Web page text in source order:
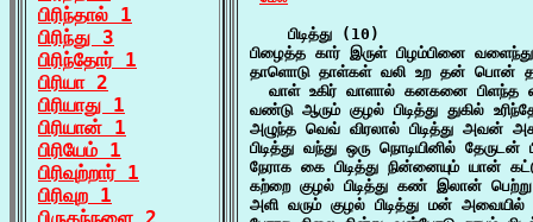
பிரிந்தால் 1
பிரிந்து 3
பிரிந்தோர் 1
பிரியா 2
பிரியாது 1
பிரியான் 1
பிரியேம் 1
பிரிவுற்றார் 1
பிரிவுற 1
    பிடித்து (10)
பிழைத்த கார் இருள் பிழம்பினை
தாளொடு தாள்கள் வலி உற தன் பொன் தட
வாள் உகிர் வாளால் கனகனை
வண்டு ஆரும் குழல் பிடித்து துகில்
அழுந்த வெவ் விரலால் பிடித்து அவன்
பிடித்து வந்து ஒரு நொடியினில்
நேராக கை பிடித்து நின்னையும் யான்
கற்றை குழல் பிடித்து கண் இலான்
அளி வரும் குழல் பிடித்து மன்